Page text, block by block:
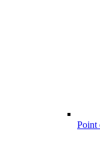
Point